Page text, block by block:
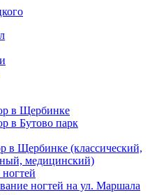
педикюр
ногтей
лечение
в Щербинке
в Бутово парк
в Щербинке (классический,
медицинский)
ногтей на ул. Маршала